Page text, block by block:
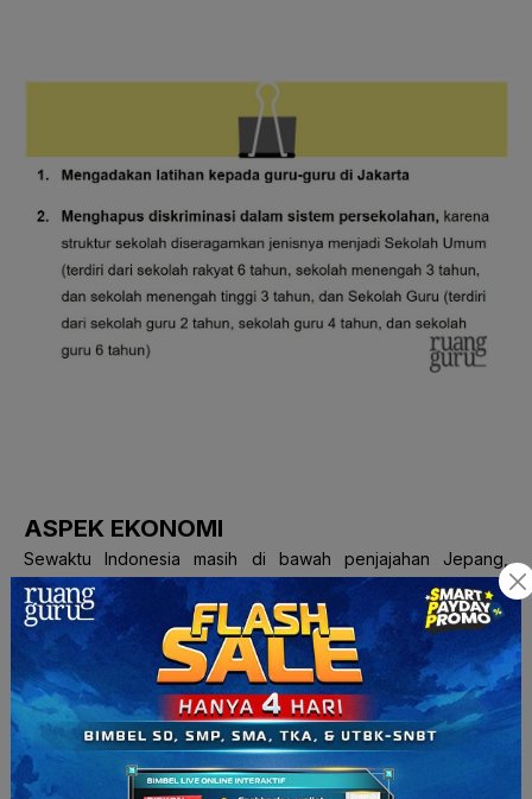
ASPEK EKONOMI
Sewaktu Indonesia masih di bawah penjajahan Jepang,
sistem ekonomi yang diterapkan adalah sistem ekonomi
perang. Saat itu Jepang merasa penting untuk menguasai
sumber-sumber bahan mentah dari berbagai wilayah
Indonesia. Tujuan Jepang melakukan itu, untuk menghadapi
Perang Asia Timur Raya, Squad.Nah , wilayah-wilayah
ekonomi yang sanggup memenuhi kebutuhannya sendiri atau
yang diberi nama Lingkungan Kemakmuran Bersama Asia
Timur Raya, merupakan wilayah yang masuk ke dalam
struktur ekonomi yang direncanakan oleh Jepang.